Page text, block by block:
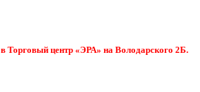
в Торговый центр «ЭРА» на Володарского 2Б.